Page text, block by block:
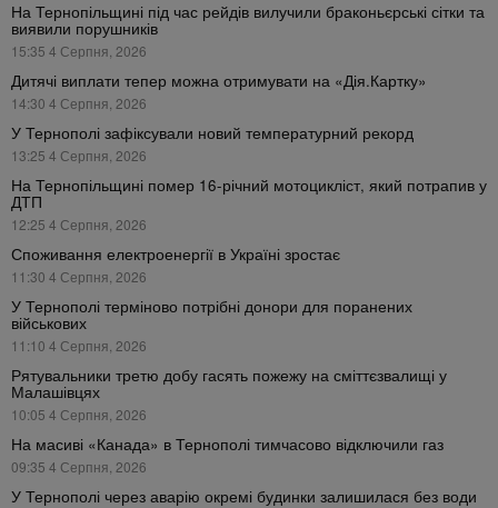
На Тернопільщині під час рейдів вилучили браконьєрські сітки та
виявили порушників
15:35 4 Серпня, 2026
Дитячі виплати тепер можна отримувати на «Дія.Картку»
14:30 4 Серпня, 2026
У Тернополі зафіксували новий температурний рекорд
13:25 4 Серпня, 2026
На Тернопільщині помер 16-річний мотоцикліст, який потрапив у
ДТП
12:25 4 Серпня, 2026
Споживання електроенергії в Україні зростає
11:30 4 Серпня, 2026
У Тернополі терміново потрібні донори для поранених
військових
11:10 4 Серпня, 2026
Рятувальники третю добу гасять пожежу на сміттєзвалищі у
Малашівцях
10:05 4 Серпня, 2026
На масиві «Канада» в Тернополі тимчасово відключили газ
09:35 4 Серпня, 2026
У Тернополі через аварію окремі будинки залишилася без води